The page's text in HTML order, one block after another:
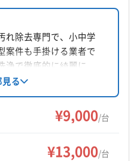
田市
榛原郡吉田町
(愛知県) 愛西市
(愛知県) 海部郡蟹江町
れ除去専門で、小中学
案件も手掛ける業者で
浄で徹底的に綺麗に
込み型まで対応。消臭
レルギー対策やウイル
。電気工事士資格保有
作業とアフターフォロ
る
¥9,000/台
¥13,000/台